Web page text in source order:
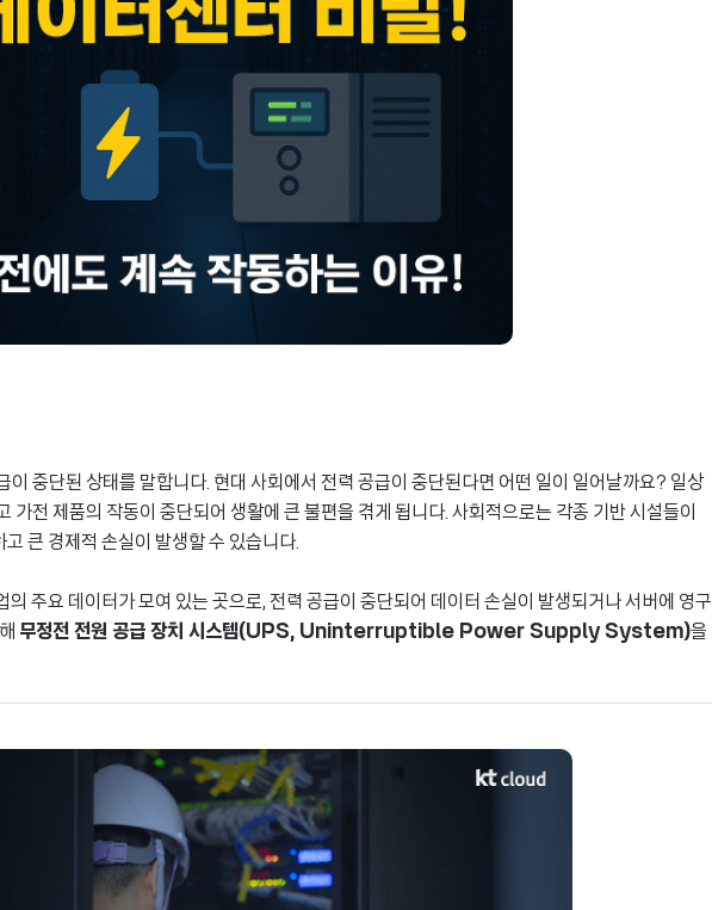
중단된 상태를 말합니다. 현대 사회에서 전력 공급이 중단된다면 어떤 일이 일어날까요? 일상
가전 제품의 작동이 중단되어 생활에 큰 불편을 겪게 됩니다. 사회적으로는 각종 기반 시설들이
큰 경제적 손실이 발생할 수 있습니다.
주요 데이터가 모여 있는 곳으로, 전력 공급이 중단되어 데이터 손실이 발생되거나 서버에 영구
무정전 전원 공급 장치 시스템(UPS, Uninterruptible Power Supply System)을